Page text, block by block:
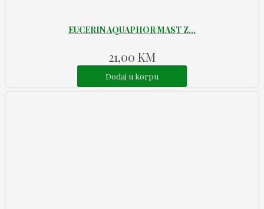
EUCERIN AQUAPHOR MAST Z...
21,00 KM
Dodaj u korpu